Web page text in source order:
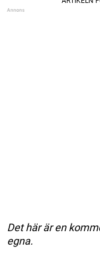
Det här är en
egna.